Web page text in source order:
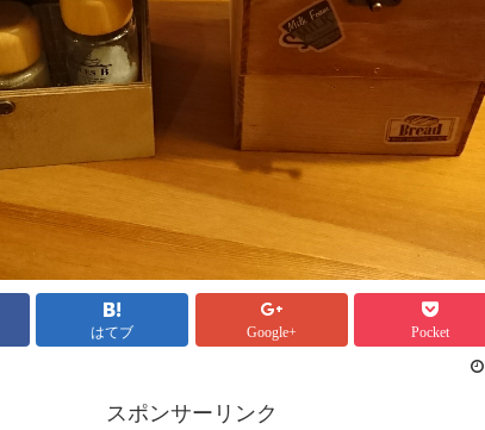
はてブ Google+ Pocket
スポンサーリンク